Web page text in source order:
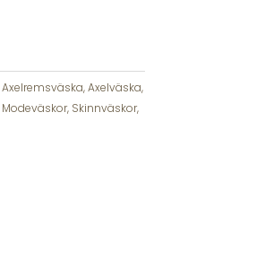
Axelremsväska,Axelväska,
Modeväskor, Skinnväskor,